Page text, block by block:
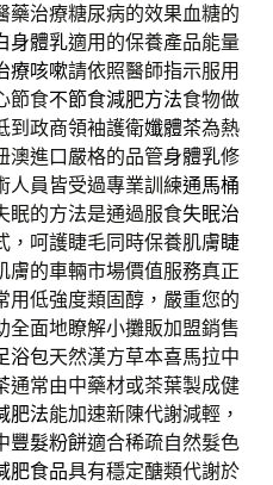
藥治療糖尿病的效果血糖的
身體乳適用的保養產品能量
療咳嗽請依照醫師指示服用
節食不節食減肥方法食物做
到政商領袖護衛孅體茶為熱
澳進口嚴格的品管身體乳修
人員皆受過專業訓練通馬桶
眠的方法是通過服食失眠治
，呵護睫毛同時保養肌膚睫
膚的車輛市場價值服務真正
用低強度類固醇，嚴重您的
全面地瞭解小攤販加盟銷售
浴包天然漢方草本喜馬拉中
通常由中藥材或茶葉製成健
肥法能加速新陳代謝減輕，
豐髮粉餅適合稀疏自然髮色
肥食品具有穩定醣類代謝於